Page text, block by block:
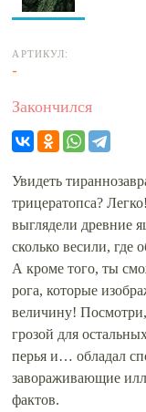
АРТИКУЛ:
-
Закончился
Увидеть
трицератопса?
выглядели древние
сколько весили, где
А кроме того, ты
рога, которые
величину!
грозой для
перья и… обладал
завораживающие
фактов.